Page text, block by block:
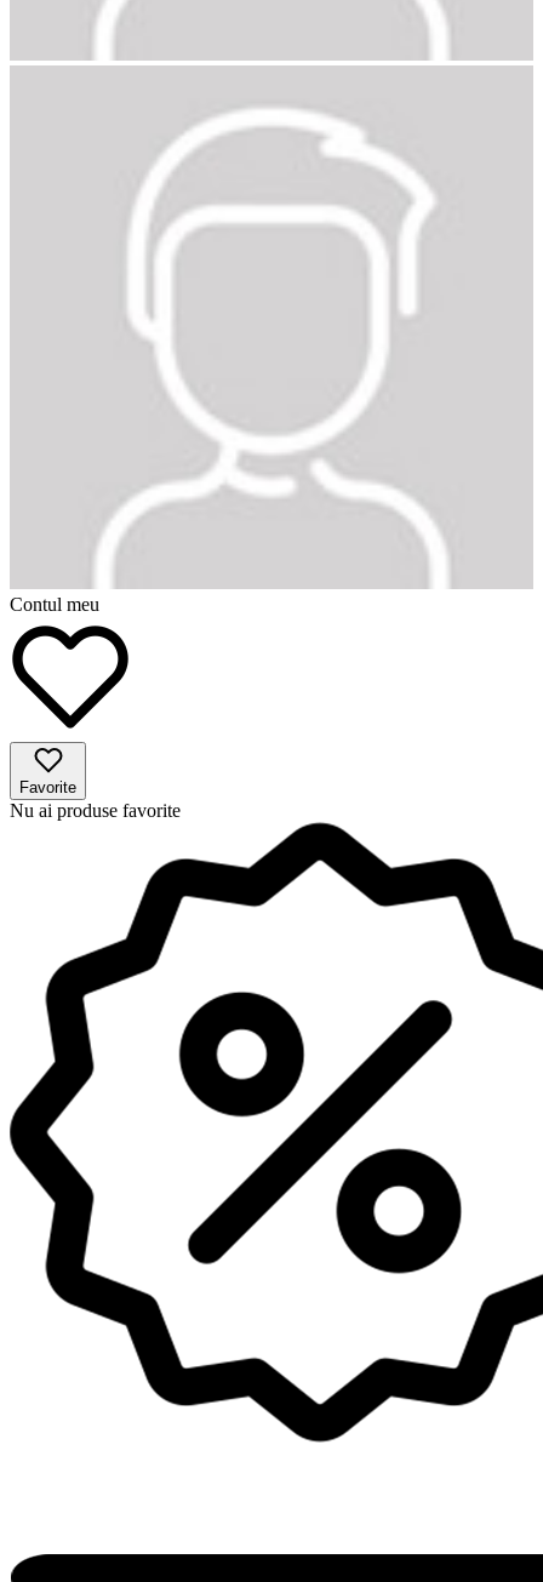
Contul meu
Favorite
Nu ai produse favorite